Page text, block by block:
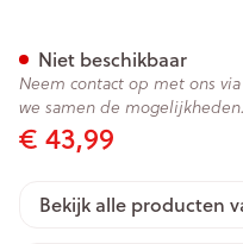
€ 43,99
Niet beschikbaar
Neem contact op met ons
we samen de mogelijkheden.
Bekijk alle producten